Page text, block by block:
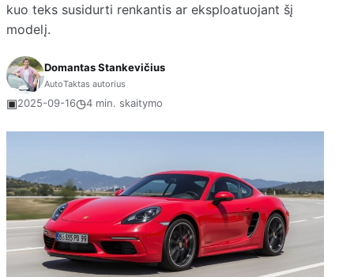
kuo teks susidurti renkantis ar eksploatuojant šį
modelį.
Domantas Stankevičius
AutoTaktas autorius
▣2025-09-16◷4 min. skaitymo